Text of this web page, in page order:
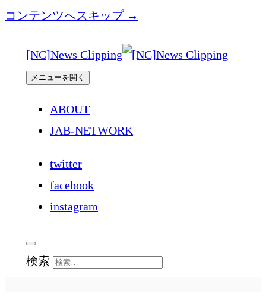
コンテンツへスキップ →
[NC]News Clipping
メニューを開く
ABOUT
JAB-NETWORK
twitter
facebook
instagram
検索